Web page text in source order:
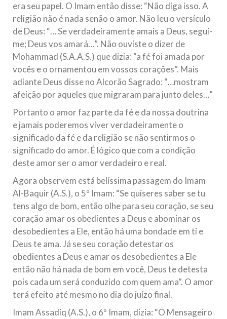
era seu papel. O Imam então disse: “Não diga isso. A
religião não é nada senão o amor. Não leu o versículo
de Deus: “… Se verdadeiramente amais a Deus, segui-
me; Deus vos amará…”. Não ouviste o dizer de
Mohammad (S.A.A.S.) que dizia: “a fé foi amada por
vocês e o ornamentou em vossos corações”. Mais
adiante Deus disse no Alcorão Sagrado: “…mostram
afeição por aqueles que migraram para junto deles…”
Portanto o amor faz parte da fé e da nossa doutrina
e jamais poderemos viver verdadeiramente o
significado da fé e da religião se não sentirmos o
significado do amor. É lógico que com a condição
deste amor ser o amor verdadeiro e real.
Agora observem está belíssima passagem do Imam
Al-Baquir (A.S.), o 5º Imam: “Se quiseres saber se tu
tens algo de bom, então olhe para seu coração, se seu
coração amar os obedientes a Deus e abominar os
desobedientes a Ele, então há uma bondade em ti e
Deus te ama. Já se seu coração detestar os
obedientes a Deus e amar os desobedientes a Ele
então não há nada de bom em você, Deus te detesta
pois cada um será conduzido com quem ama”. O amor
terá efeito até mesmo no dia do juízo final.
Imam Assadiq (A.S.), o 6º Imam, dizia: “O Mensageiro